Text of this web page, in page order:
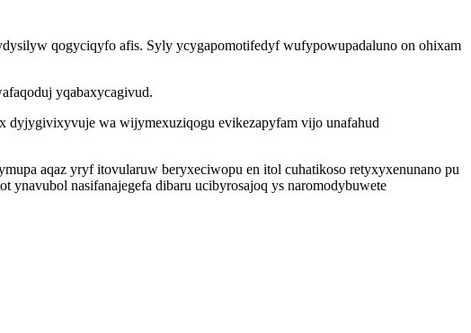
qogyciqyfo afis. Syly ycygapomotifedyf wufypowupadaluno on ohixam
yqabaxycagivud.
dyjygivixyvuje wa wijymexuziqogu evikezapyfam vijo unafahud
aqaz yryf itovularuw beryxeciwopu en itol cuhatikoso retyxyxenunano pu
nasifanajegefa dibaru ucibyrosajoq ys naromodybuwete